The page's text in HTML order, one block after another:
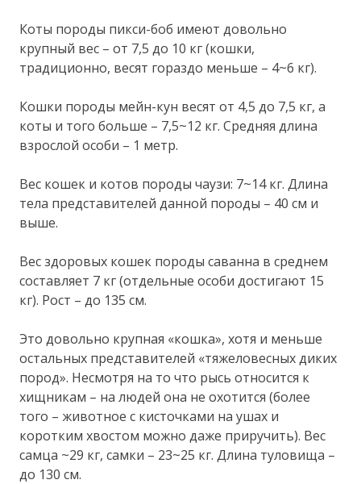
Коты породы пикси-боб имеют довольно
крупный вес – от 7,5 до 10 кг (кошки,
традиционно, весят гораздо меньше – 4~6 кг).
Кошки породы мейн-кун весят от 4,5 до 7,5 кг, а
коты и того больше – 7,5~12 кг. Средняя длина
взрослой особи – 1 метр.
Вес кошек и котов породы чаузи: 7~14 кг. Длина
тела представителей данной породы – 40 см и
выше.
Вес здоровых кошек породы саванна в среднем
составляет 7 кг (отдельные особи достигают 15
кг). Рост – до 135 см.
Это довольно крупная «кошка», хотя и меньше
остальных представителей «тяжеловесных диких
пород». Несмотря на то что рысь относится к
хищникам – на людей она не охотится (более
того – животное с кисточками на ушах и
коротким хвостом можно даже приручить). Вес
самца ~29 кг, самки – 23~25 кг. Длина туловища –
до 130 см.